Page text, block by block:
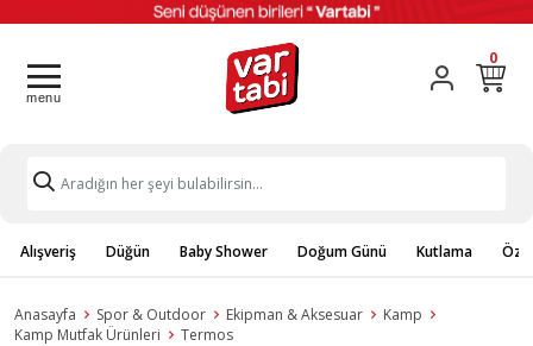
0
Alışveriş Düğün Baby Shower Doğum Günü Kutlama
Anasayfa Spor & Outdoor Ekipman & Aksesuar
Kamp
Kamp Mutfak Ürünleri
Termos